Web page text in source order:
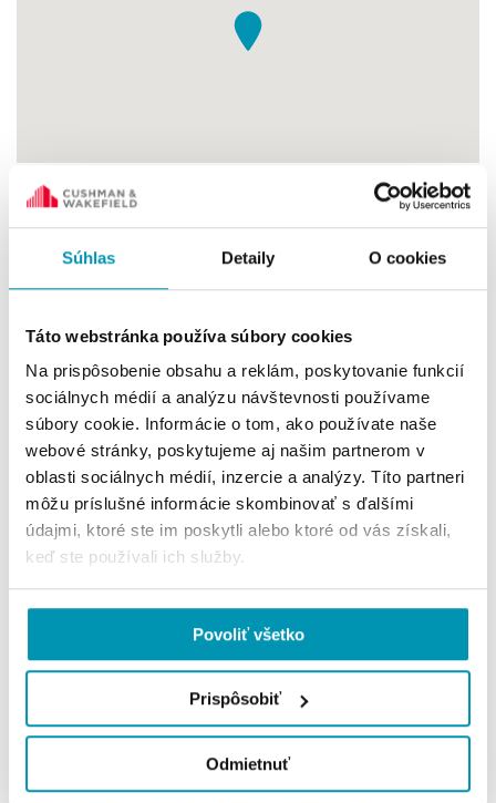
Súhlas Detaily O cookies
Táto webstránka používa súbory cookies
Na prispôsobenie obsahu a reklám, poskytovanie funkcií
sociálnych médií a analýzu návštevnosti používame
súbory cookie. Informácie o tom, ako používate naše
webové stránky, poskytujeme aj našim partnerom v
oblasti sociálnych médií, inzercie a analýzy. Títo partneri
môžu príslušné informácie skombinovať s ďalšími
údajmi, ktoré ste im poskytli alebo ktoré od vás získali,
keď ste používali ich služby.
Povoliť všetko
Prispôsobiť
Odmietnuť
car. It is easily accessible from the road Banská Bystrica -
Donovaly.
Monthly rent from 6.70 €/m
Parking space from 30 €/space
I'm interested in this office
+421 911 758 118